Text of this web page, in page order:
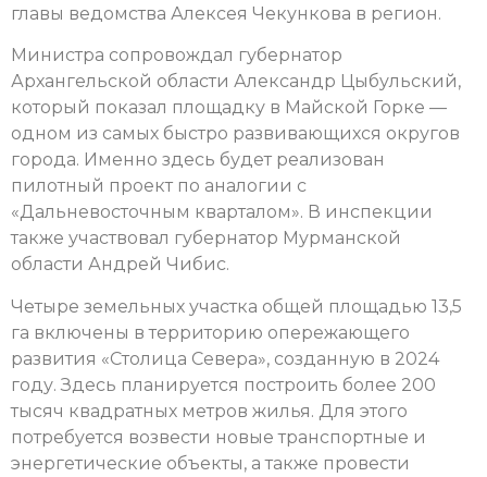
главы ведомства Алексея Чекункова в регион.
Министра сопровождал губернатор
Архангельской области Александр Цыбульский,
который показал площадку в Майской Горке —
одном из самых быстро развивающихся округов
города. Именно здесь будет реализован
пилотный проект по аналогии с
«Дальневосточным кварталом». В инспекции
также участвовал губернатор Мурманской
области Андрей Чибис.
Четыре земельных участка общей площадью 13,5
га включены в территорию опережающего
развития «Столица Севера», созданную в 2024
году. Здесь планируется построить более 200
тысяч квадратных метров жилья. Для этого
потребуется возвести новые транспортные и
энергетические объекты, а также провести